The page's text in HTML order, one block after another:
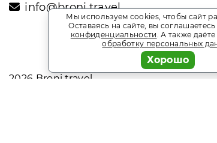
info@broni.travel
2026 Broni.travel
Мы используем cookies, чтобы сайт
Оставаясь на сайте, вы соглашаетесь
конфиденциальности. А также даёте
обработку персональных
Хорошо